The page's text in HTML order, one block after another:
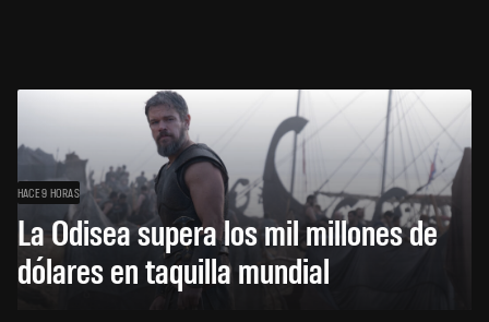
HACE 9 HORAS
La Odisea supera los mil millones de
dólares en taquilla mundial